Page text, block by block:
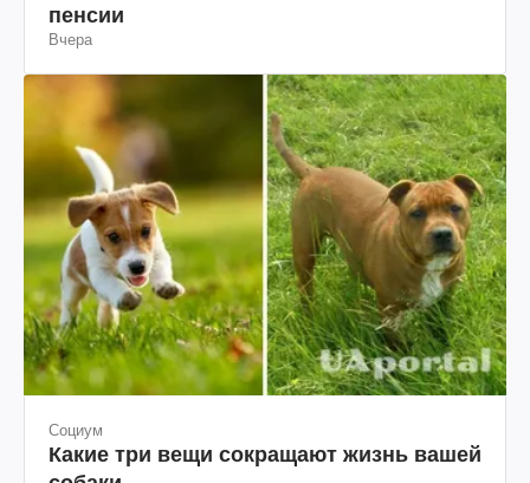
пенсии
Вчера
Социум
Какие три вещи сокращают жизнь вашей